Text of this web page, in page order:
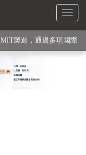
Toggle
物No. 1
製造，通過多項國際
! 支撐. 包覆感. 超透氣.